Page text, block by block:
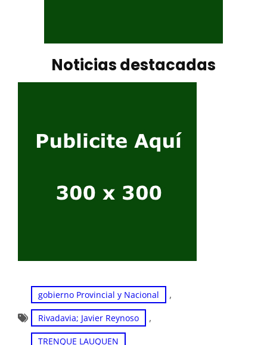
Noticias destacadas
gobierno Provincial y Nacional ,
Rivadavia; Javier Reynoso ,
TRENQUE LAUQUEN